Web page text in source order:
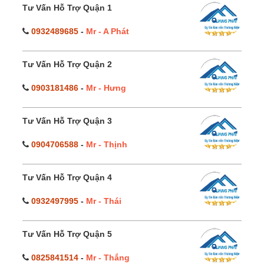
Tư Vấn Hỗ Trợ Quận 1
0932489685 - Mr - A Phát
Tư Vấn Hỗ Trợ Quận 2
0903181486 - Mr - Hưng
Tư Vấn Hỗ Trợ Quận 3
0904706588 - Mr - Thịnh
Tư Vấn Hỗ Trợ Quận 4
0932497995 - Mr - Thái
Tư Vấn Hỗ Trợ Quận 5
0825841514 - Mr - Thắng